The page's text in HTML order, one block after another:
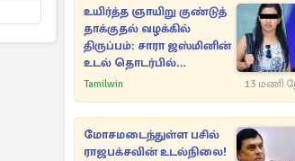
உயிர்த்த ஞாயிறு குண்டுத்
தாக்குதல் வழக்கில்
திருப்பம்: சாரா ஜஸ்மினின்
உடல் தொடர்பில்
நீதிமன்றத்தில் வெளியான
Tamilwin 13 மணி
மோசமடைந்துள்ள பசில்
ராஜபக்சவின் உடல்நிலை!